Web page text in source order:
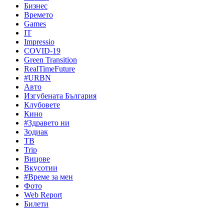
Бизнес
Времето
Games
IT
Impressio
COVID-19
Green Transition
RealTimeFuture
#URBN
Авто
Изгубената България
Клубовете
Кино
#Здравето ни
Зодиак
ТВ
Trip
Вицове
Вкусотии
#Време за мен
Фото
Web Report
Билети